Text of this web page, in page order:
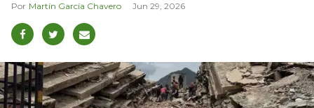
Martín García Chavero Jun 29, 2026